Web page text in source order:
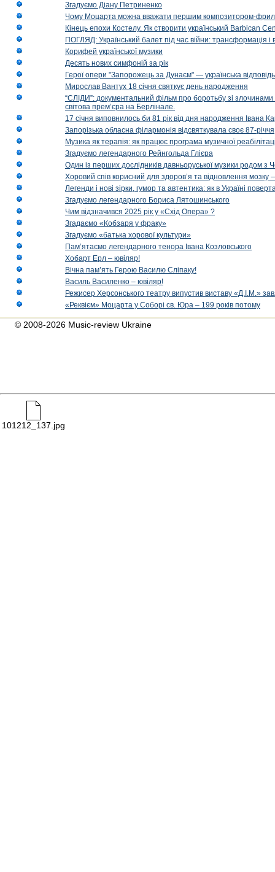
Згадуємо Діану Петриненко
Чому Моцарта можна вважати першим композитором-
Кінець епохи Костелу. Як створити український Barbican
ПОГЛЯД: Український балет під час війни: трансформація і
Корифей української музики
Десять нових симфоній за рік
Герої опери "Запорожець за Дунаєм" — українська
Мирослав Вантух 18 січня святкує день народження
“СЛІДИ”: документальний фільм про боротьбу зі
світова прем’єра на Берлінале.
17 січня виповнилось би 81 рік від дня народження Івана
Запорізька обласна філармонія відсвяткувала своє 87-річчя
Музика як терапія: як працює програма музичної
Згадуємо легендарного Рейнгольда Глієра
Один із перших дослідників давньоруської музики родом з
Хоровий спів корисний для здоров’я та відновлення мозку
Легенди і нові зірки, гумор та автентика: як в Україні
Згадуємо легендарного Бориса Лятошинського
Чим відзначився 2025 рік у «Схід Опера» ?
Згадаємо «Кобзаря у фраку»
Згадуємо «батька хорової культури»
Пам’ятаємо легендарного тенора Івана Козловського
Хобарт Ерл – ювіляр!
Вічна пам’ять Герою Василю Сліпаку!
Василь Василенко – ювіляр!
Режисер Херсонського театру випустив виставу «Д.І.М.»
«Реквієм» Моцарта у Соборі св. Юра – 199 років потому
© 2008-2026 Music-review Ukraine
101212_137.jpg